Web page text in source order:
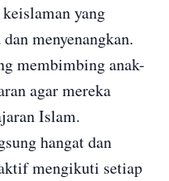
yang
menyenangkan.
membimbing anak-
agar mereka
Islam.
hangat dan
mengikuti setiap